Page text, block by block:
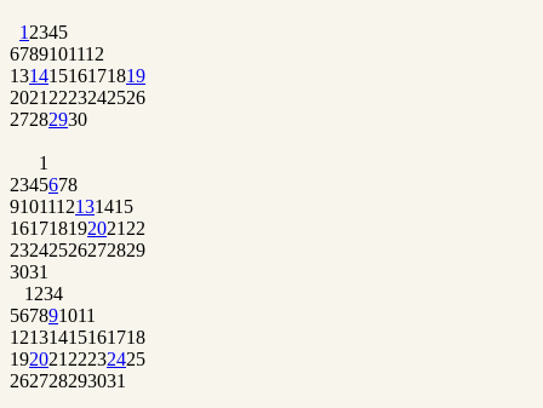
1 2345
6789101112
13141516171819
2021 2223242526
27282930
1
2345678
9101112131415
161718192021 22
23242526272829
3031
1 234
567891011
12131415161718
192021 22232425
262728293031